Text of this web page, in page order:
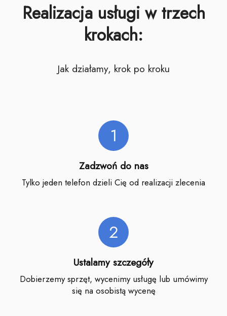
Realizacja usługi w trzech
krokach:
Jak działamy, krok po kroku
1
Zadzwoń do nas
Tylko jeden telefon dzieli Cię od realizacji zlecenia
2
Ustalamy szczegóły
Dobierzemy sprzęt, wycenimy usługę lub umówimy
się na osobistą wycenę